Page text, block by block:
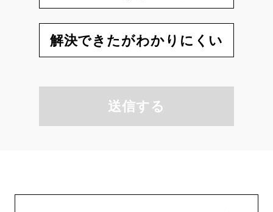
解決できたがわかりにくい
送信する